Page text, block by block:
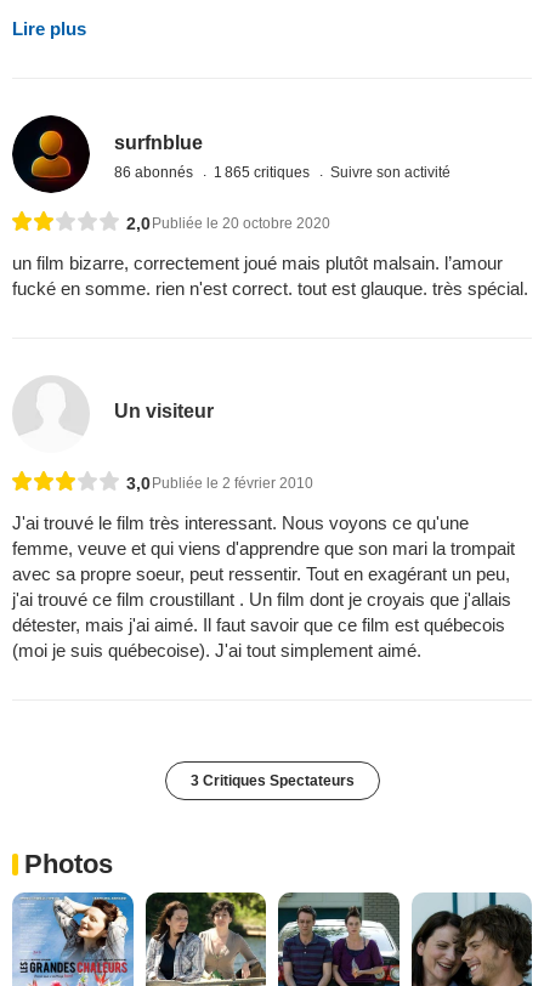
Lire plus
surfnblue
86 abonnés 1 865 critiques Suivre son activité
2,0Publiée le 20 octobre 2020
un film bizarre, correctement joué mais plutôt malsain. l’amour
fucké en somme. rien n'est correct. tout est glauque. très spécial.
Un visiteur
3,0 Publiée le 2 février 2010
J'ai trouvé le film très interessant. Nous voyons ce qu'une
femme, veuve et qui viens d'apprendre que son mari la trompait
avec sa propre soeur, peut ressentir. Tout en exagérant un peu,
j'ai trouvé ce film croustillant . Un film dont je croyais que j'allais
détester, mais j'ai aimé. Il faut savoir que ce film est québecois
(moi je suis québecoise). J'ai tout simplement aimé.
3 Critiques Spectateurs
Photos